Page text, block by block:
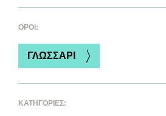
ΌΡΟΙ:
ΓΛΩΣΣΑΡΙ
ΚΑΤΗΓΟΡΙΕΣ: